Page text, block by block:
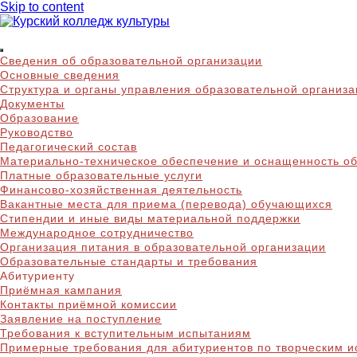
Skip to content
Курский колледж
Сведения об образовательной организации
Основные сведения
Структура и органы управления образовательной
Документы
Образование
Руководство
Педагогический состав
Материально-техническое обеспечение и оснащенность
Платные образовательные услуги
Финансово-хозяйственная деятельность
Вакантные места для приема (перевода) обучающихся
Стипендии и иные виды материальной поддержки
Международное сотрудничество
Организация питания в образовательной организации
Образовательные стандарты и требования
Абитуриенту
Приёмная кампания
Контакты приёмной комиссии
Заявление на поступление
Требования к вступительным испытаниям
Примерные требования для абитуриентов по творческим